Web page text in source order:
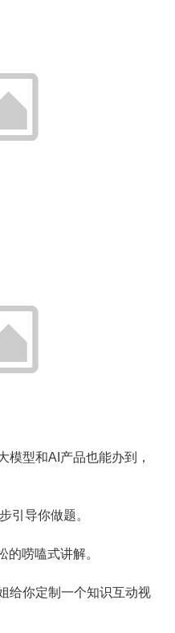
模型和AI产品也能办到，
引导你做题。
唠嗑式讲解。
给你定制一个知识互动视